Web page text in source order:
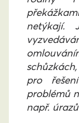
netýkají.
pro
problémů
např.